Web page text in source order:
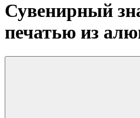
Сувенирный
печатью из